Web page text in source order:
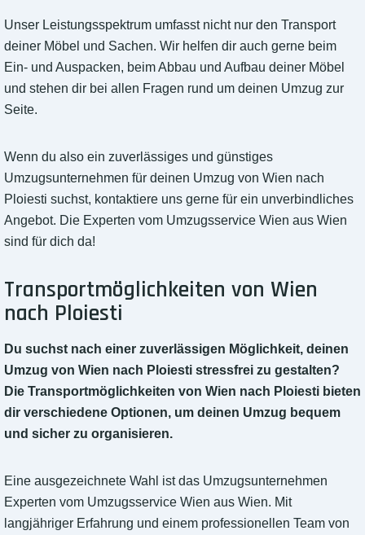
Unser Leistungsspektrum umfasst nicht nur den Transport
deiner Möbel und Sachen. Wir helfen dir auch gerne beim
Ein- und Auspacken, beim Abbau und Aufbau deiner Möbel
und stehen dir bei allen Fragen rund um deinen Umzug zur
Seite.
Wenn du also ein zuverlässiges und günstiges
Umzugsunternehmen für deinen Umzug von Wien nach
Ploiesti suchst, kontaktiere uns gerne für ein unverbindliches
Angebot. Die Experten vom Umzugsservice Wien aus Wien
sind für dich da!
Transportmöglichkeiten von Wien
nach Ploiesti
Du suchst nach einer zuverlässigen Möglichkeit, deinen
Umzug von Wien nach Ploiesti stressfrei zu gestalten?
Die Transportmöglichkeiten von Wien nach Ploiesti bieten
dir verschiedene Optionen, um deinen Umzug bequem
und sicher zu organisieren.
Eine ausgezeichnete Wahl ist das Umzugsunternehmen
Experten vom Umzugsservice Wien aus Wien. Mit
langjähriger Erfahrung und einem professionellen Team von